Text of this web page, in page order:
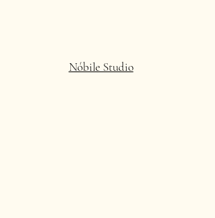
Nóbile Studio